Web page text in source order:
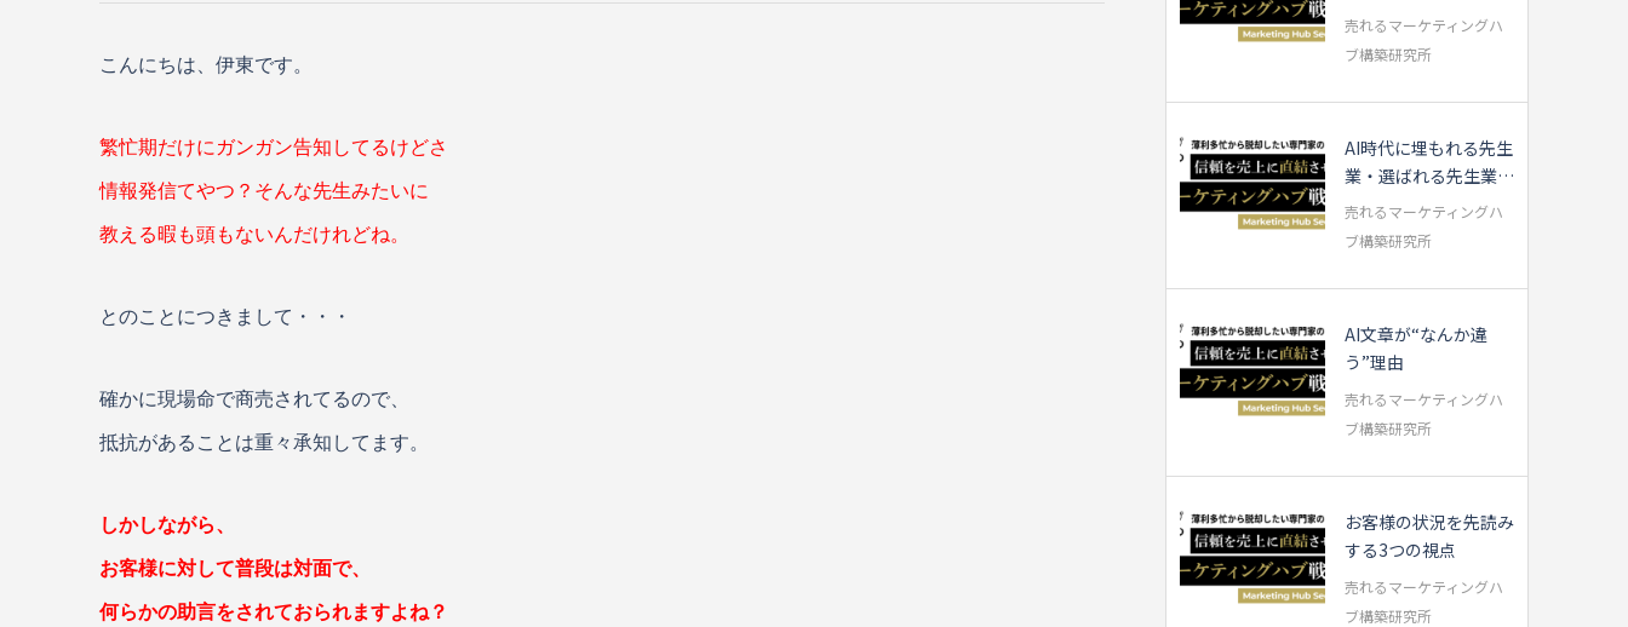
こんにちは、伊東です。
繁忙期だけにガンガン告知してるけどさ
情報発信てやつ？そんな先生みたいに
教える暇も頭もないんだけれどね。
とのことにつきまして・・・
確かに現場命で商売されてるので、
抵抗があることは重々承知してます。
しかしながら、
お客様に対して普段は対面で、
何らかの助言をされておられますよね？
い方を実演【専門家...
売れるマーケティングハ
ブ構築研究所
AI時代に埋もれる先生
業・選ばれる先生業の
違いとは？
売れるマーケティングハ
ブ構築研究所
AI文章が“なんか違
う”理由
売れるマーケティングハ
ブ構築研究所
お客様の状況を先読み
する3つの視点
売れるマーケティングハ
ブ構築研究所